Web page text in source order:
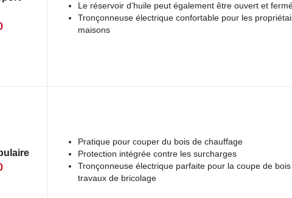
Le réservoir d’huile peut également être ouvert et
Tronçonneuse électrique confortable pour les
maisons
Pratique pour couper du bois de chauffage
Protection intégrée contre les surcharges
Tronçonneuse électrique parfaite pour la coupe de
travaux de bricolage